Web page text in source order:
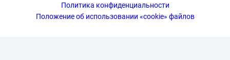
изображённых лиц в соответствии
с требованиями законодательства
Политика конфиденциальности
Положение об использовании «cookie» файлов